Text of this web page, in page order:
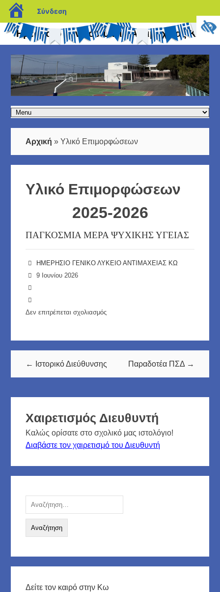
blogs.sch.gr
Σύνδεση
Ημερήσιο Γενικό Λύκειο Αντιμάχειας Κω
Αρχική »Υλικό Επιμορφώσεων
Υλικό Επιμορφώσεων
2025-2026
ΠΑΓΚΟΣΜΙΑ ΜΕΡΑ ΨΥΧΙΚΗΣ ΥΓΕΙΑΣ
ΗΜΕΡΗΣΙΟ ΓΕΝΙΚΟ ΛΥΚΕΙΟ ΑΝΤΙΜΑΧΕΙΑΣ ΚΩ
9 Ιουνίου 2026
Δεν επιτρέπεται σχολιασμός
← Ιστορικό Διεύθυνσης Παραδοτέα ΠΣΔ →
Χαιρετισμός Διευθυντή
Καλώς ορίσατε στο σχολικό μας ιστολόγιο!
Διαβάστε τον χαιρετισμό του Διευθυντή
Αναζήτηση
για:
Δείτε τον καιρό στην Κω